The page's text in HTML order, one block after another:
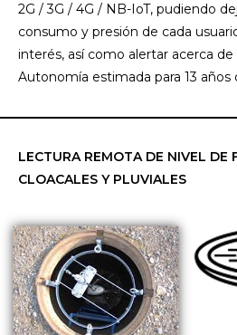
2G / 3G / 4G / NB-IoT, pudiendo
consumo y presión de cada
interés, así como alertar acerca
Autonomía estimada para 13 años
LECTURA REMOTA DE NIVEL DE
CLOACALES Y PLUVIALES